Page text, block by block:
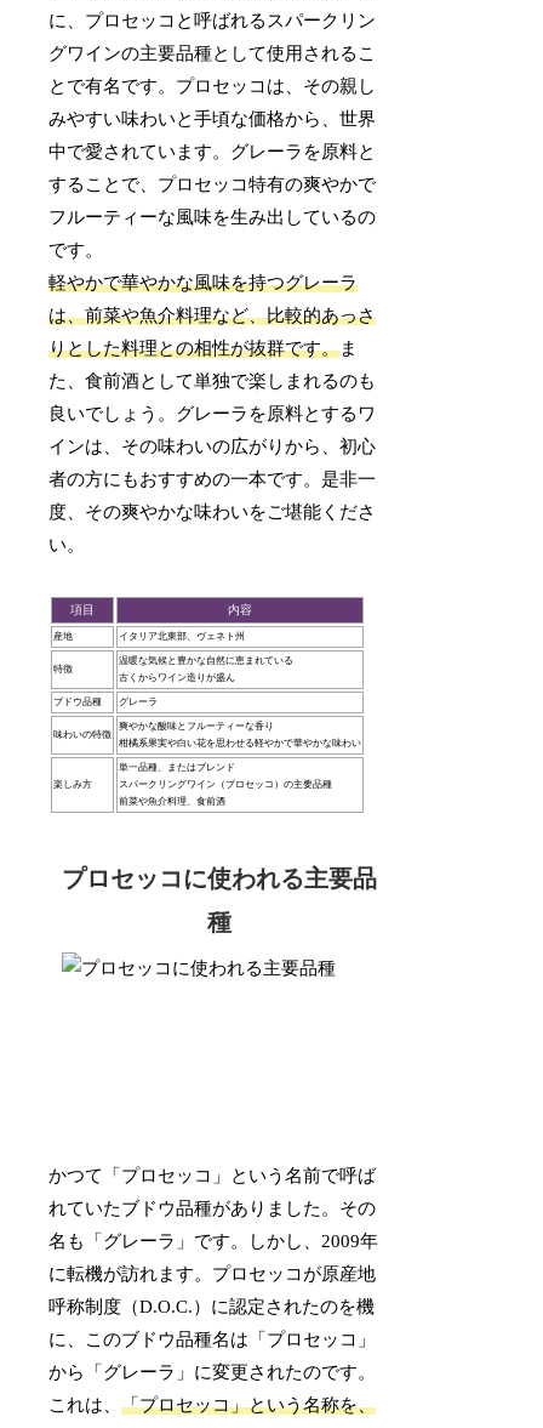
に、プロセッコと呼ばれるスパークリン
グワインの主要品種として使用されるこ
とで有名です。プロセッコは、その親し
みやすい味わいと手頃な価格から、世界
中で愛されています。グレーラを原料と
することで、プロセッコ特有の爽やかで
フルーティーな風味を生み出しているの
です。
軽やかで華やかな風味を持つグレーラ
は、前菜や魚介料理など、比較的あっさ
りとした料理との相性が抜群です。ま
た、食前酒として単独で楽しまれるのも
良いでしょう。グレーラを原料とするワ
インは、その味わいの広がりから、初心
者の方にもおすすめの一本です。是非一
度、その爽やかな味わいをご堪能くださ
い。
項目 内容
産地 イタリア北東部、ヴェネト州
特徴
温暖な気候と豊かな自然に恵まれている
古くからワイン造りが盛ん
ブドウ品種 グレーラ
味わいの特徴
爽やかな酸味とフルーティーな香り
柑橘系果実や白い花を思わせる軽やかで華やかな味わい
楽しみ方
単一品種、またはブレンド
スパークリングワイン（プロセッコ）の主要品種
前菜や魚介料理、食前酒
プロセッコに使われる主要品
種
かつて「プロセッコ」という名前で呼ば
れていたブドウ品種がありました。その
名も「グレーラ」です。しかし、2009年
に転機が訪れます。プロセッコが原産地
呼称制度（D.O.C.）に認定されたのを機
に、このブドウ品種名は「プロセッコ」
から「グレーラ」に変更されたのです。
これは、「プロセッコ」という名称を、